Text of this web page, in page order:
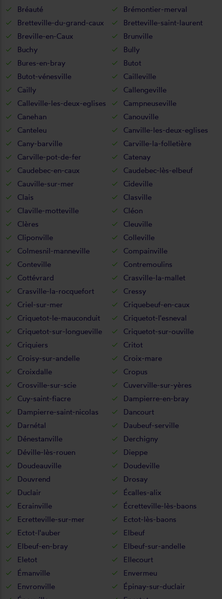
Bréauté
Brémontier-merval
Bretteville-du-grand-caux
Bretteville-saint-laurent
Breville-en-Caux
Brunville
Buchy
Bully
Bures-en-bray
Butot
Butot-vénesville
Cailleville
Cailly
Callengeville
Calleville-les-deux-eglises
Campneuseville
Canehan
Canouville
Canteleu
Canville-les-deux-eglises
Cany-barville
Carville-la-folletière
Carville-pot-de-fer
Catenay
Caudebec-en-caux
Caudebec-lès-elbeuf
Cauville-sur-mer
Cideville
Clais
Clasville
Claville-motteville
Cléon
Clères
Cleuville
Cliponville
Colleville
Colmesnil-manneville
Compainville
Conteville
Contremoulins
Cottévrard
Crasville-la-mallet
Crasville-la-rocquefort
Cressy
Criel-sur-mer
Criquebeuf-en-caux
Criquetot-le-mauconduit
Criquetot-l'esneval
Criquetot-sur-longueville
Criquetot-sur-ouville
Criquiers
Critot
Croisy-sur-andelle
Croix-mare
Croixdalle
Cropus
Crosville-sur-scie
Cuverville-sur-yères
Cuy-saint-fiacre
Dampierre-en-bray
Dampierre-saint-nicolas
Dancourt
Darnétal
Daubeuf-serville
Dénestanville
Derchigny
Déville-lès-rouen
Dieppe
Doudeauville
Doudeville
Douvrend
Drosay
Duclair
Écalles-alix
Ecrainville
Écretteville-lès-baons
Ecretteville-sur-mer
Ectot-lès-baons
Ectot-l'auber
Elbeuf
Elbeuf-en-bray
Elbeuf-sur-andelle
Eletot
Ellecourt
Émanville
Envermeu
Envronville
Épinay-sur-duclair